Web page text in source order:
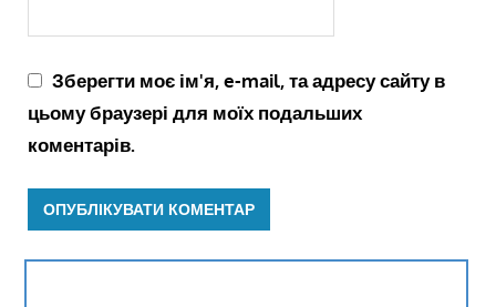
Зберегти моє ім'я, e-mail, та адресу сайту в
цьому браузері для моїх подальших
коментарів.